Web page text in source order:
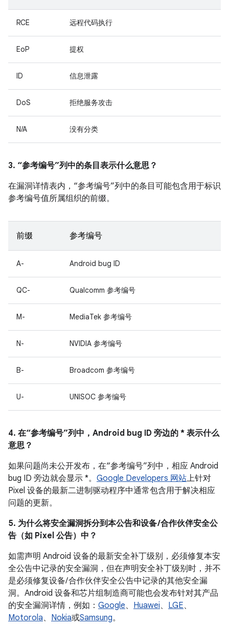
RCE 远程代码执行
EoP 提权
ID 信息泄露
DoS 拒绝服务攻击
N/A 没有分类
3. “参考编号”列中的条目表示什么意思？
在漏洞详情表内，“参考编号”列中的条目可能包含用于标识
参考编号值所属组织的前缀。
前缀 参考编号
A- Android bug ID
QC- Qualcomm 参考编号
M- MediaTek 参考编号
N- NVIDIA 参考编号
B- Broadcom 参考编号
U- UNISOC 参考编号
4. 在“参考编号”列中，Android bug ID 旁边的 * 表示什么
意思？
如果问题尚未公开发布，在“参考编号”列中，相应 Android
bug ID 旁边就会显示 *。 Google Developers 网站上针对
Pixel 设备的最新二进制驱动程序中通常包含用于解决相应
问题的更新。
5. 为什么将安全漏洞拆分到本公告和设备 /合作伙伴安全公
告（如 Pixel 公告）中？
如需声明 Android 设备的最新安全补丁级别，必须修复本安
全公告中记录的安全漏洞，但在声明安全补丁级别时，并不
是必须修复设备/ 合作伙伴安全公告中记录的其他安全漏
洞。Android 设备和芯片组制造商可能也会发布针对其产品
的安全漏洞详情，例如： Google、 Huawei、 LGE、
Motorola、 Nokia或Samsung。